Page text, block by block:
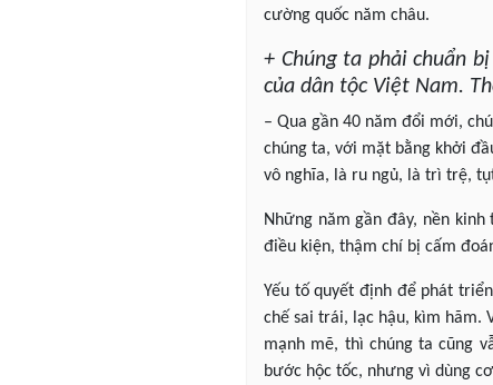
cường quốc năm châu.
+ Chúng ta phải chuẩn
của dân tộc Việt Nam.
– Qua gần 40 năm đổi mới,
chúng ta, với mặt bằng khởi
vô nghĩa, là ru ngủ, là trì trệ,
Những năm gần đây, nền
điều kiện, thậm chí bị cấm
Yếu tố quyết định để phát
chế sai trái, lạc hậu, kìm hãm.
mạnh mẽ, thì chúng ta cũng
bước hộc tốc, nhưng vì dùng